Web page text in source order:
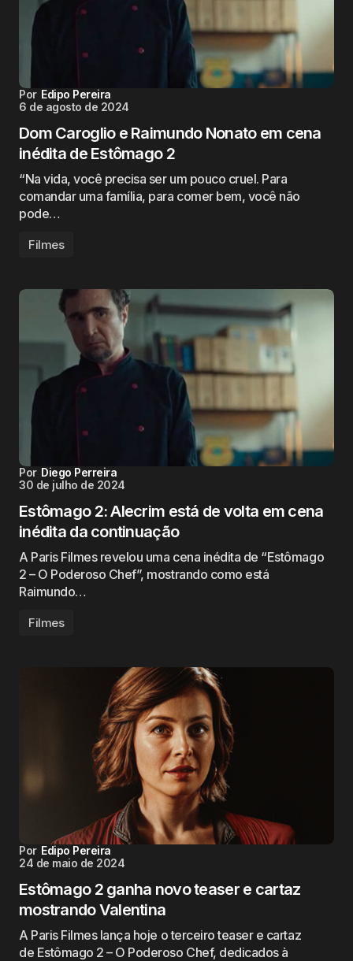
Por Edipo Pereira
6 de agosto de 2024
Dom Caroglio e Raimundo Nonato em cena
inédita de Estômago 2
“Na vida, você precisa ser um pouco cruel. Para
comandar uma família, para comer bem, você não
pode…
Filmes
Por Diego Perreira
30 de julho de 2024
Estômago 2: Alecrim está de volta em cena
inédita da continuação
A Paris Filmes revelou uma cena inédita de “Estômago
2 – O Poderoso Chef”, mostrando como está
Raimundo…
Filmes
Por Edipo Pereira
24 de maio de 2024
Estômago 2 ganha novo teaser e cartaz
mostrando Valentina
A Paris Filmes lança hoje o terceiro teaser e cartaz
de Estômago 2 – O Poderoso Chef, dedicados à